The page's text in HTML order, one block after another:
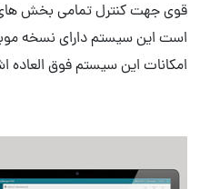
قوی جهت کنترل تمامی بخش
است این سیستم دارای نسخه
امکانات این سیستم فوق العاده